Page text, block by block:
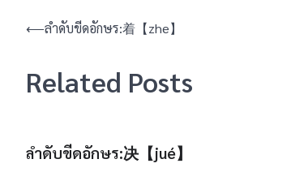
แนะแนว
⟵ลำดับขีดอักษร:着【zhe】
Related Posts
ลำดับขีดอักษร:决【jué】